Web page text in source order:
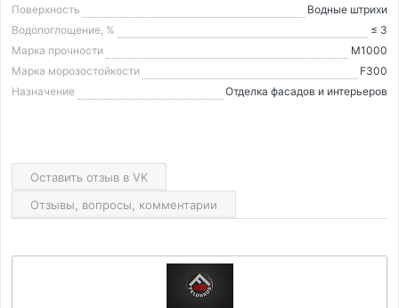
Поверхность
Водные штрихи
Водопоглощение, %
≤ 3
Марка прочности
М1000
Марка морозостойкости
F300
Назначение
Отделка фасадов и интерьеров
Оставить отзыв в VK
Отзывы, вопросы, комментарии